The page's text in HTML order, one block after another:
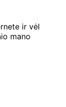
ir vėl
mano